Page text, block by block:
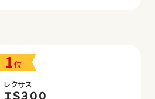
1位
レクサス
ＩＳ３００